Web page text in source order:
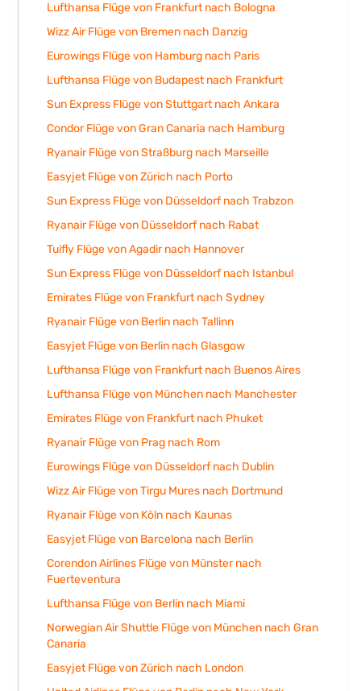
Lufthansa Flüge von Frankfurt nach Bologna
Wizz Air Flüge von Bremen nach Danzig
Eurowings Flüge von Hamburg nach Paris
Lufthansa Flüge von Budapest nach Frankfurt
Sun Express Flüge von Stuttgart nach Ankara
Condor Flüge von Gran Canaria nach Hamburg
Ryanair Flüge von Straßburg nach Marseille
Easyjet Flüge von Zürich nach Porto
Sun Express Flüge von Düsseldorf nach Trabzon
Ryanair Flüge von Düsseldorf nach Rabat
Tuifly Flüge von Agadir nach Hannover
Sun Express Flüge von Düsseldorf nach Istanbul
Emirates Flüge von Frankfurt nach Sydney
Ryanair Flüge von Berlin nach Tallinn
Easyjet Flüge von Berlin nach Glasgow
Lufthansa Flüge von Frankfurt nach Buenos Aires
Lufthansa Flüge von München nach Manchester
Emirates Flüge von Frankfurt nach Phuket
Ryanair Flüge von Prag nach Rom
Eurowings Flüge von Düsseldorf nach Dublin
Wizz Air Flüge von Tirgu Mures nach Dortmund
Ryanair Flüge von Köln nach Kaunas
Easyjet Flüge von Barcelona nach Berlin
Corendon Airlines Flüge von Münster nach
Fuerteventura
Lufthansa Flüge von Berlin nach Miami
Norwegian Air Shuttle Flüge von München nach Gran
Canaria
Easyjet Flüge von Zürich nach London